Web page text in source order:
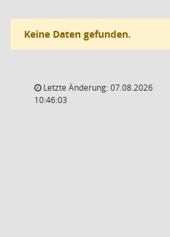
Keine Daten gefunden.
Letzte Änderung: 07.08.2026
10:46:03